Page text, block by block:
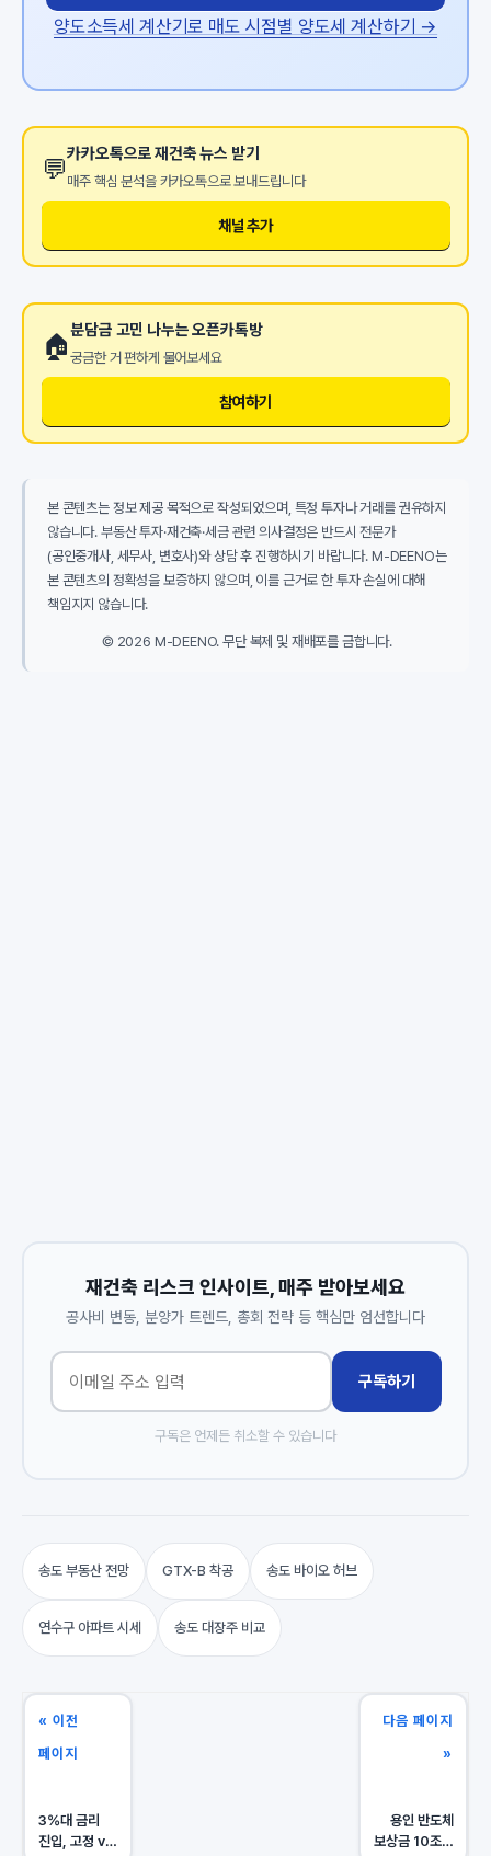
양도소득세 계산기로 매도 시점별 양도세 계산하기 →
💬카카오톡으로 재건축 뉴스 받기
매주 핵심 분석을 카카오톡으로 보내드립니다
채널 추가
🏠분담금 고민 나누는 오픈카톡방
궁금한 거 편하게 물어보세요
참여하기
본 콘텐츠는 정보 제공 목적으로 작성되었으며, 특정 투자나 거래를 권유하지
않습니다. 부동산 투자·재건축·세금 관련 의사결정은 반드시 전문가
(공인중개사, 세무사, 변호사)와 상담 후 진행하시기 바랍니다. M-DEENO는
본 콘텐츠의 정확성을 보증하지 않으며, 이를 근거로 한 투자 손실에 대해
책임지지 않습니다.
© 2026 M-DEENO. 무단 복제 및 재배포를 금합니다.
재건축 리스크 인사이트, 매주 받아보세요
공사비 변동, 분양가 트렌드, 총회 전략 등 핵심만 엄선합니다
구독하기
구독은 언제든 취소할 수 있습니다
송도 부동산 전망 GTX-B 착공 송도 바이오 허브
연수구 아파트 시세 송도 대장주 비교
« 이전
페이지
3%대 금리
진입, 고정 vs
다음 페이지
»
용인 반도체
보상금 10조의